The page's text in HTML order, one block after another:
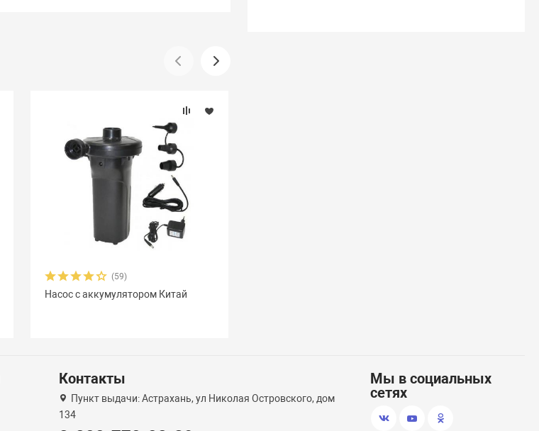
(59)
Насос с аккумулятором Китай
Контакты
Пункт выдачи: Астрахань, ул Николая Островского, дом
134
Мы в социальных
сетях